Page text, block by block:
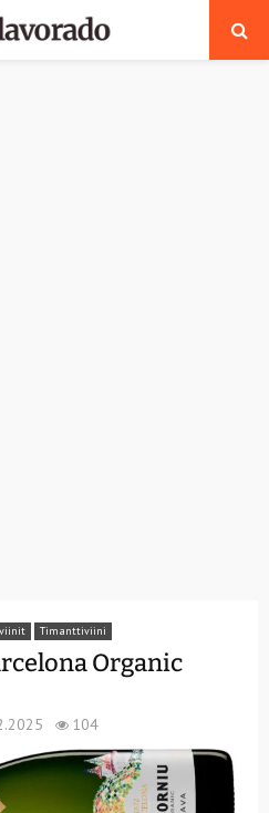
Timanttiviini
Organic
104